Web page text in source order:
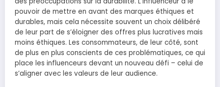
pouvoir de mettre en avant des marques éthiques et
durables, mais cela nécessite souvent un choix délibéré
de leur part de s’éloigner des offres plus lucratives mais
moins éthiques. Les consommateurs, de leur côté, sont
de plus en plus conscients de ces problématiques, ce qui
place les influenceurs devant un nouveau défi – celui de
s’aligner avec les valeurs de leur audience.